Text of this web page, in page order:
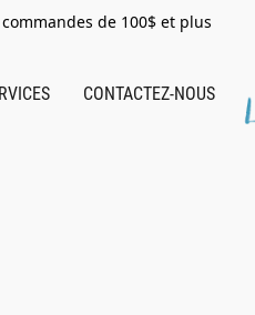
de 100$ et plus
CONTACTEZ-NOUS